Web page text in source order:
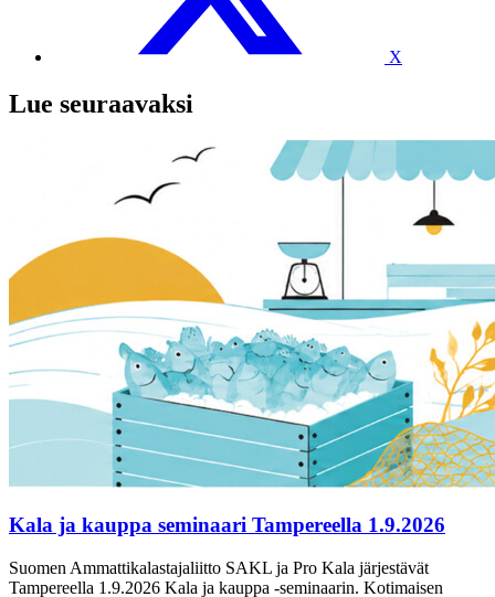
X
Lue seuraavaksi
Kala ja kauppa seminaari Tampereella 1.9.2026
Suomen Ammattikalastajaliitto SAKL ja Pro Kala järjestävät
Tampereella 1.9.2026 Kala ja kauppa -seminaarin. Kotimaisen